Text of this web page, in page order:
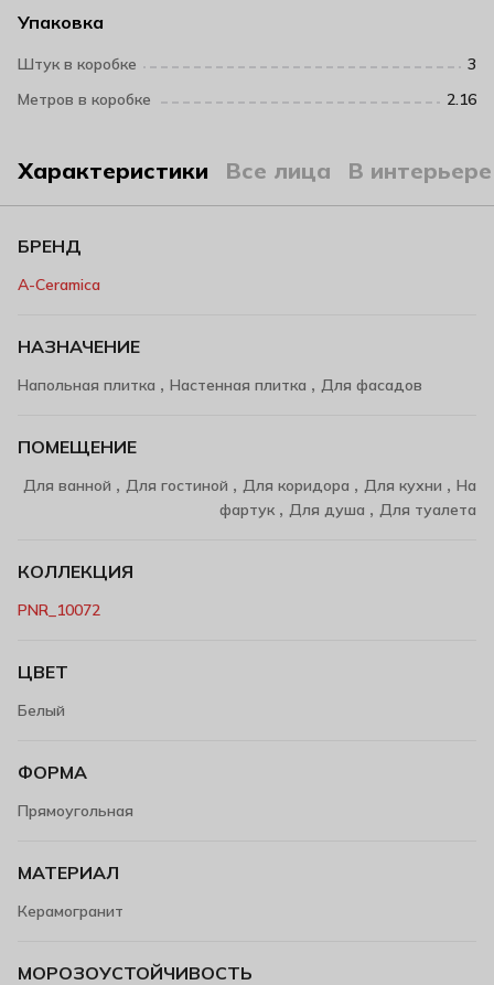
Упаковка
Штук в коробке
3
Метров в коробке
2.16
Характеристики Все лица В интерьере
БРЕНД
A-Ceramica
НАЗНАЧЕНИЕ
Напольная плитка , Настенная плитка , Для фасадов
ПОМЕЩЕНИЕ
Для ванной , Для гостиной , Для коридора , Для кухни , На
фартук , Для душа , Для туалета
КОЛЛЕКЦИЯ
PNR_10072
ЦВЕТ
Белый
ФОРМА
Прямоугольная
МАТЕРИАЛ
Керамогранит
МОРОЗОУСТОЙЧИВОСТЬ